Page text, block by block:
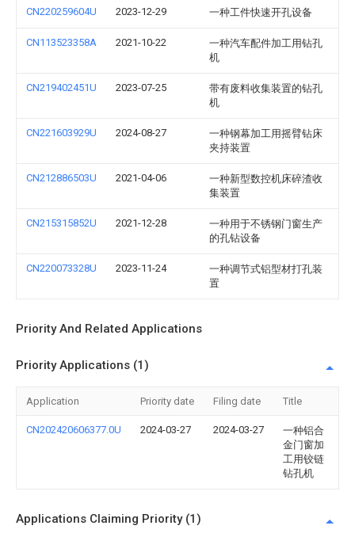
CN220259604U 2023-12-29 一种工件快速开孔设备
CN113523358A 2021-10-22
一种汽车配件加工用钻孔
机
CN219402451U 2023-07-25
带有废料收集装置的钻孔
机
CN221603929U 2024-08-27
一种钢幕加工用摇臂钻床
夹持装置
CN212886503U 2021-04-06
一种新型数控机床碎渣收
集装置
CN215315852U 2021-12-28
一种用于不锈钢门窗生产
的孔钻设备
CN220073328U 2023-11-24
一种调节式铝型材打孔装
置
Priority And Related Applications
Priority Applications (1)
Application Priority date Filing date Title
CN202420606377.0U 2024-03-27 2024-03-27
一种铝合
金门窗加
工用铰链
钻孔机
Applications Claiming Priority (1)